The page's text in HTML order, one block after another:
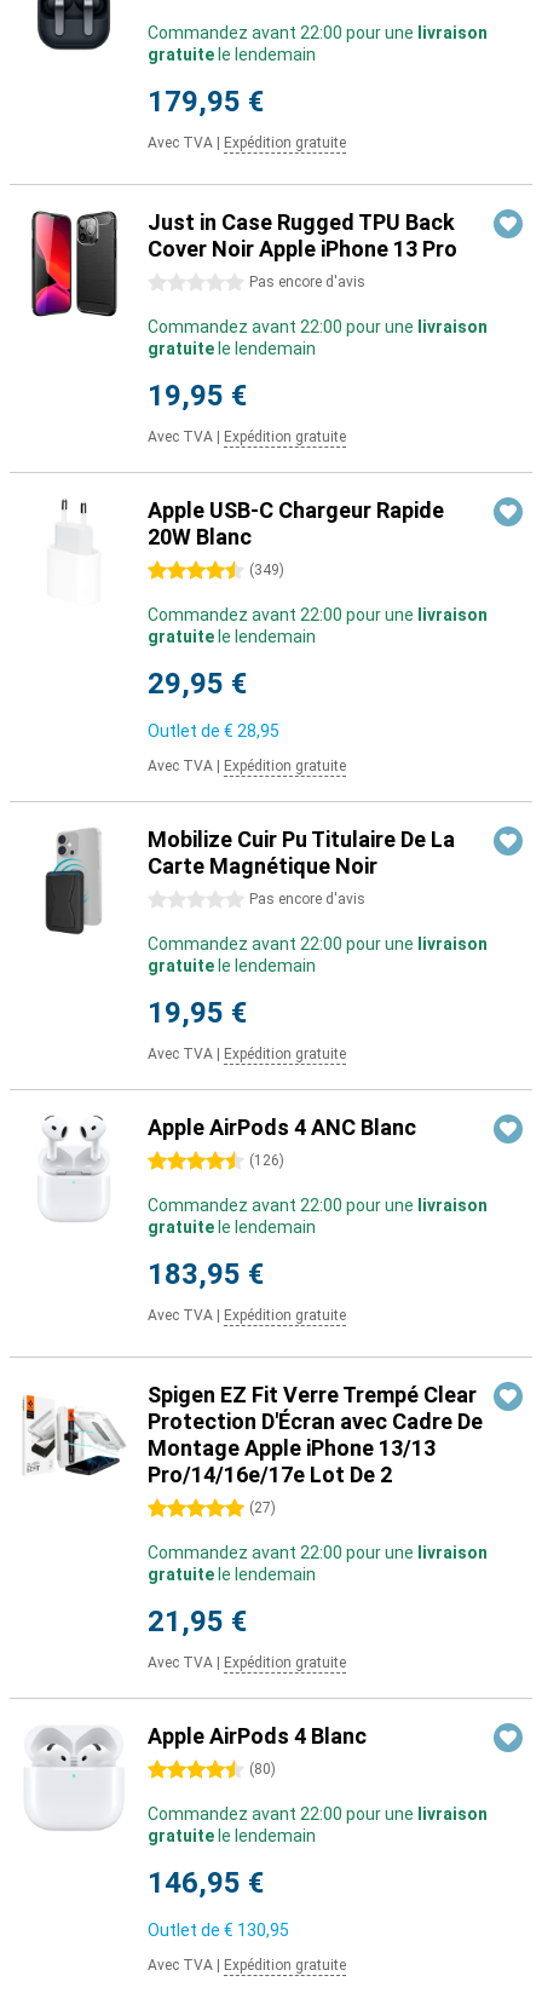
Commandez avant 22:00 pour une livraison
gratuite le lendemain
179,95 €
Avec TVA Expédition gratuite
Just in Case Rugged TPU Back
Cover Noir Apple iPhone 13 Pro
0 étoiles Pas encore d'avis
Commandez avant 22:00 pour une livraison
gratuite le lendemain
19,95 €
Avec TVA Expédition gratuite
Apple USB-C Chargeur Rapide
20W Blanc
4.5 étoiles (349)
Commandez avant 22:00 pour une livraison
gratuite le lendemain
29,95 €
Outlet de € 28,95
Avec TVA Expédition gratuite
Mobilize Cuir Pu Titulaire De La
Carte Magnétique Noir
0 étoiles Pas encore d'avis
Commandez avant 22:00 pour une livraison
gratuite le lendemain
19,95 €
Avec TVA Expédition gratuite
Apple AirPods 4 ANC Blanc
4.5 étoiles (126)
Commandez avant 22:00 pour une livraison
gratuite le lendemain
183,95 €
Avec TVA Expédition gratuite
Spigen EZ Fit Verre Trempé Clear
Protection D'Écran avec Cadre De
Montage Apple iPhone 13/13
Pro/14/16e/17e Lot De 2
5 étoiles (27)
Commandez avant 22:00 pour une livraison
gratuite le lendemain
21,95 €
Avec TVA Expédition gratuite
Apple AirPods 4 Blanc
4.5 étoiles (80)
Commandez avant 22:00 pour une livraison
gratuite le lendemain
146,95 €
Outlet de € 130,95
Avec TVA Expédition gratuite